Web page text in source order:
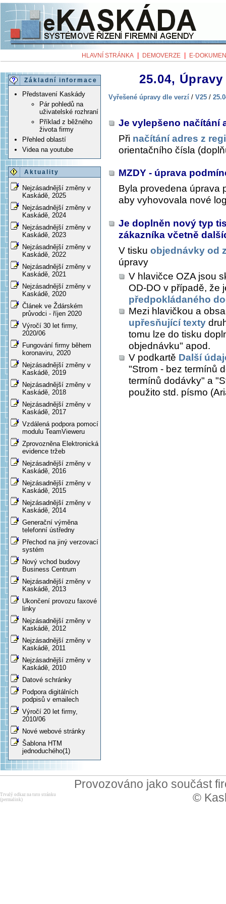
HLAVNÍ STRÁNKA DEMOVERZE E-
Základní informace
Představení Kaskády
Pár pohledů na
uživatelské rozhraní
Příklad z běžného
života firmy
Přehled oblastí
Videa na youtube
Aktuality
Nejzásadnější změny v
Kaskádě, 2025
Nejzásadnější změny v
Kaskádě, 2024
Nejzásadnější změny v
Kaskádě, 2023
Nejzásadnější změny v
Kaskádě, 2022
Nejzásadnější změny v
Kaskádě, 2021
Nejzásadnější změny v
Kaskádě, 2020
Článek ve Ždárském
průvodci - říjen 2020
Výročí 30 let firmy,
2020/06
Fungování firmy během
koronaviru, 2020
Nejzásadnější změny v
Kaskádě, 2019
Nejzásadnější změny v
Kaskádě, 2018
Nejzásadnější změny v
Kaskádě, 2017
Vzdálená podpora pomocí
modulu TeamVieweru
Zprovozněna Elektronická
evidence tržeb
Nejzásadnější změny v
Kaskádě, 2016
Nejzásadnější změny v
Kaskádě, 2015
Nejzásadnější změny v
Kaskádě, 2014
Generační výměna
telefonní ústředny
Přechod na jiný verzovací
systém
Nový vchod budovy
Business Centrum
Nejzásadnější změny v
Kaskádě, 2013
Ukončení provozu faxové
linky
Nejzásadnější změny v
Kaskádě, 2012
Nejzásadnější změny v
Kaskádě, 2011
Nejzásadnější změny v
Kaskádě, 2010
Datové schránky
Podpora digitálních
podpisů v emailech
Výročí 20 let firmy,
2010/06
Nové webové stránky
Šablona HTM
jednoduchého(1)
25.04,
Vyřešené úpravy dle verzí / V25 /
Je vylepšeno načítání
Při načítání adres z
orientačního čísla
MZDY - úprava
Byla provedena úprava
aby vyhovovala nové
Je doplněn nový typ
zákazníka včetně
V tisku objednávky od
úpravy
V hlavičce OZA jsou
OD-DO v případě, že
předpokládaného
Mezi hlavičkou a
upřesňující texty
tomu lze do tisku
objednávku" apod.
V podkartě Další
"Strom - bez termínů
termínů dodávky" a
použito std. písmo
Provozováno jako součást
©
Trvalý odkaz na tuto stránku
(permalink)